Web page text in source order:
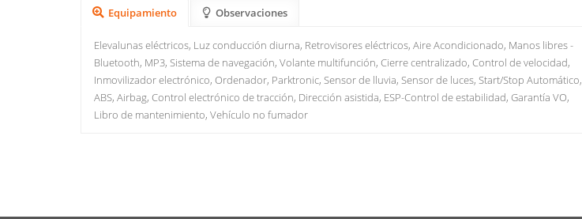
Equipamiento Observaciones
Elevalunas eléctricos, Luz conducción diurna, Retrovisores eléctricos, Aire Acondicionado, Manos libres -
Bluetooth, MP3, Sistema de navegación, Volante multifunción, Cierre centralizado, Control de velocidad,
Inmovilizador electrónico, Ordenador, Parktronic, Sensor de lluvia, Sensor de luces, Start/Stop Automático,
ABS, Airbag, Control electrónico de tracción, Dirección asistida, ESP-Control de estabilidad, Garantía VO,
Libro de mantenimiento, Vehículo no fumador